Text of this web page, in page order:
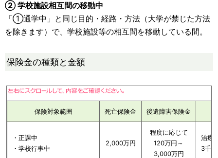
② 学校施設相互間の移動中
「①通学中」と同じ目的・経路・方法（大学が禁じた方法
を除きます）で、学校施設等の相互間を移動している間。
保険金の種類と金額
保険対象範囲 死亡保険金 後遺障害保険金
・正課中
・学校行事中
2,000万円
程度に応じて
120万円～
3,000万円
治療
3千